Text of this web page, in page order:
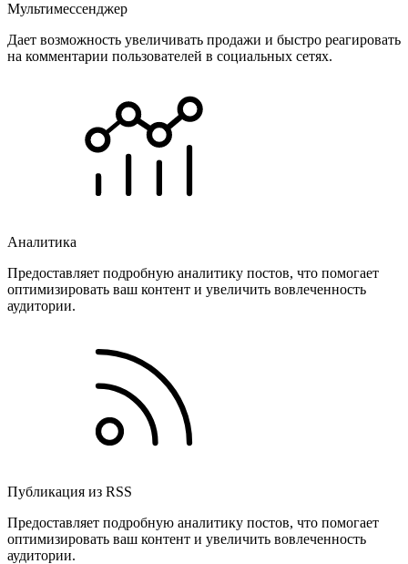
Мультимессенджер
Дает возможность увеличивать продажи и быстро реагировать
на комментарии пользователей в социальных сетях.
Аналитика
Предоставляет подробную аналитику постов, что помогает
оптимизировать ваш контент и увеличить вовлеченность
аудитории.
Публикация из RSS
Предоставляет подробную аналитику постов, что помогает
оптимизировать ваш контент и увеличить вовлеченность
аудитории.